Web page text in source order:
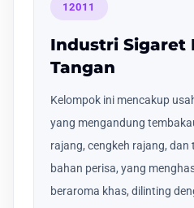
12011
Industri Sigaret
Tangan
Kelompok ini mencakup
yang mengandung
rajang, cengkeh rajang,
bahan perisa, yang
beraroma khas, dilinting